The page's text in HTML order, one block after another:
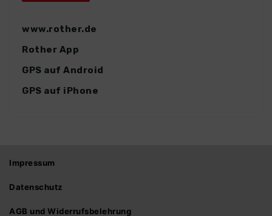
www.rother.de
Rother App
GPS auf Android
GPS auf iPhone
Impressum
Datenschutz
AGB und Widerrufsbelehrung